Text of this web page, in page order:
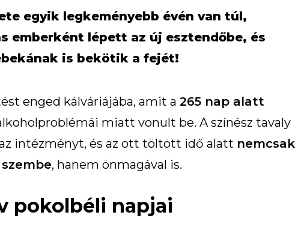
egyik legkeményebb évén van túl,
emberként lépett az új esztendőbe, és
is bekötik a fejét!
enged kálváriájába, amit a 265 nap alatt
miatt vonult be. A színész tavaly
intézményt, és az ott töltött idő alatt nemcsak
, hanem önmagával is.
pokolbéli napjai